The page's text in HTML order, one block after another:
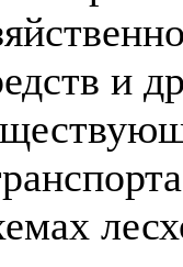
йствен
и
ю